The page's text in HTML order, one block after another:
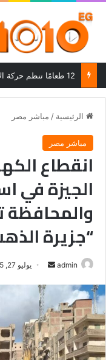
الرئيسية / مباشر مصر
مباشر مصر
انقطاع
الجيزة في
“جزيرة
admin
أرسل
إلكترونيا
يوليو 27, 2025